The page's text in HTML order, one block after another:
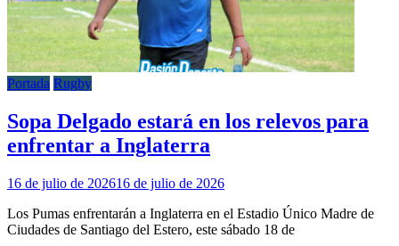
Portada Rugby
Sopa Delgado estará en los relevos para
enfrentar a Inglaterra
16 de julio de 202616 de julio de 2026
Los Pumas enfrentarán a Inglaterra en el Estadio Único Madre de
Ciudades de Santiago del Estero, este sábado 18 de